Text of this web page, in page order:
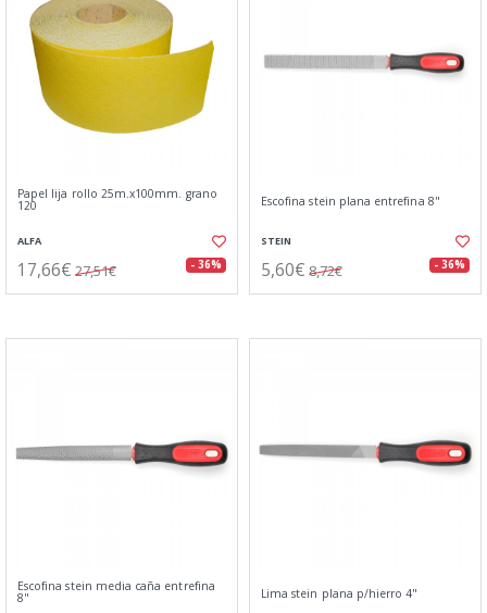
Papel lija rollo 25m.x100mm. grano
120
ALFA
17,66€ 27,51€ - 36%
Escofina stein plana entrefina 8"
STEIN
5,60€ 8,72€ - 36%
Escofina stein media caña entrefina
8" Lima stein plana p/hierro 4"